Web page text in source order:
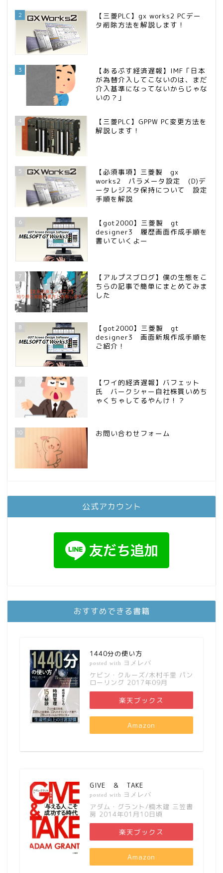
2
【三菱PLC】gx works2 PCデー
タ削除方法を解説します！
3
【あるぷす経済遅報】IMF「日本
が為替介入してこないのは、まだ
介入基準になってないからじゃな
いの？」
4
【三菱PLC】GPPW PC変更方法を
解説します！
5
【必須事項】三菱製 gx
works2 パラメータ設定 (D)デ
ータレジスタ保持について 設定
手順を解説
6
【got2000】三菱製 gt
designer3 履歴画面作成手順を
書いていくよー
7
【アルプスブログ】僕の生態をこ
ちらの記事で簡単にまとめてみま
した
8
【got2000】三菱製 gt
designer3 画面新規作成手順を
ご紹介！
9
【ワイ的経済遅報】バフェット
氏 バークシャー自社株買いめち
ゃくちゃしてるやんけ！？
10 お問い合わせフォーム
公式アカウント
おすすめできる書籍
1440分の使い方
posted with ヨメレバ
ケビン・クルーズ/木村千里 パン
ローリング 2017年09月
楽天ブックス
Amazon
GIVE ＆ TAKE
posted with ヨメレバ
アダム・グラント/楠木建 三笠書
房 2014年01月10日頃
楽天ブックス
Amazon